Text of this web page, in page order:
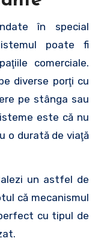
în special
poate fi
comerciale.
diverse porţi cu
pe stânga sau
este că nu
o durată de viaţă
un astfel de
că mecanismul
cu tipul de